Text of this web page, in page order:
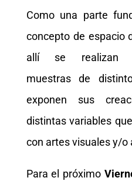
Como una parte
concepto de espacio
allí se realizan
muestras de
exponen sus
distintas variables
con artes visuales y/o
Para el próximo